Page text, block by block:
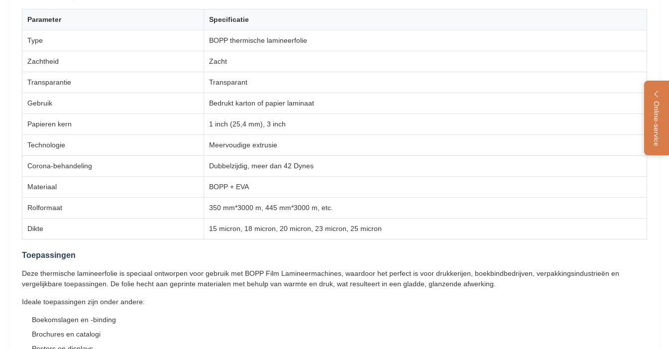
Online-service
Parameter Specificatie
Type BOPP thermische lamineerfolie
Zachtheid Zacht
Transparantie Transparant
Gebruik Bedrukt karton of papier laminaat
Papieren kern 1 inch (25,4 mm), 3 inch
Technologie Meervoudige extrusie
Corona-behandeling Dubbelzijdig, meer dan 42 Dynes
Materiaal BOPP + EVA
Rolformaat 350 mm*3000 m, 445 mm*3000 m, etc.
Dikte 15 micron, 18 micron, 20 micron, 23 micron, 25 micron
Toepassingen
Deze thermische lamineerfolie is speciaal ontworpen voor gebruik met BOPP Film Lamineermachines, waardoor het perfect is voor drukkerijen, boekbindbedrijven, verpakkingsindustrieën en
vergelijkbare toepassingen. De folie hecht aan geprinte materialen met behulp van warmte en druk, wat resulteert in een gladde, glanzende afwerking.
Ideale toepassingen zijn onder andere:
Boekomslagen en -binding
Brochures en catalogi